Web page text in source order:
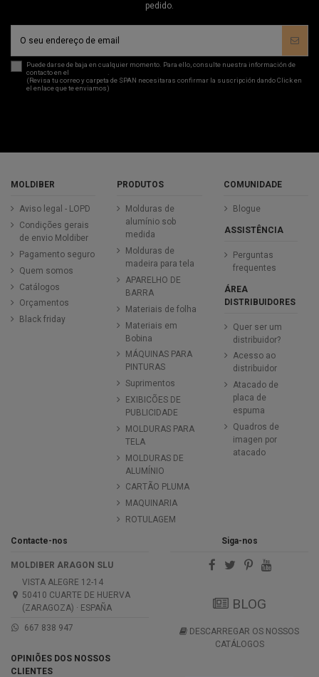
pedido.
Puede darse de baja en cualquier momento. Para ello, consulte nuestra información de
contacto en el
.
(Revisa tu correo y carpeta de SPAN necesitaras confirmar la suscripción dando Click en
el enlace que te enviamos)
MOLDIBER
Aviso legal - LOPD
Condições gerais
de envio Moldiber
Pagamento seguro
Quem somos
Catálogos
Orçamentos
Black friday
PRODUTOS
Molduras de
alumínio sob
medida
Molduras de
madeira para tela
APARELHO DE
BARRA
Materiais de folha
Materiais em
Bobina
MÁQUINAS PARA
PINTURAS
Suprimentos
EXIBICÕES DE
PUBLICIDADE
MOLDURAS PARA
TELA
MOLDURAS DE
ALUMÍNIO
CARTÃO PLUMA
MAQUINARIA
ROTULAGEM
COMUNIDADE
Blogue
ASSISTÊNCIA
Perguntas
frequentes
ÁREA
DISTRIBUIDORES
Quer ser um
distribuidor?
Acesso ao
distribuidor
Atacado de
placa de
espuma
Quadros de
imagen por
atacado
Contacte-nos
MOLDIBER ARAGON SLU
VISTA ALEGRE 12-14
50410 CUARTE DE HUERVA
(ZARAGOZA) · ESPAÑA
667 838 947
OPINIÕES DOS NOSSOS
CLIENTES
Siga-nos
BLOG
DESCARREGAR OS NOSSOS
CATÁLOGOS